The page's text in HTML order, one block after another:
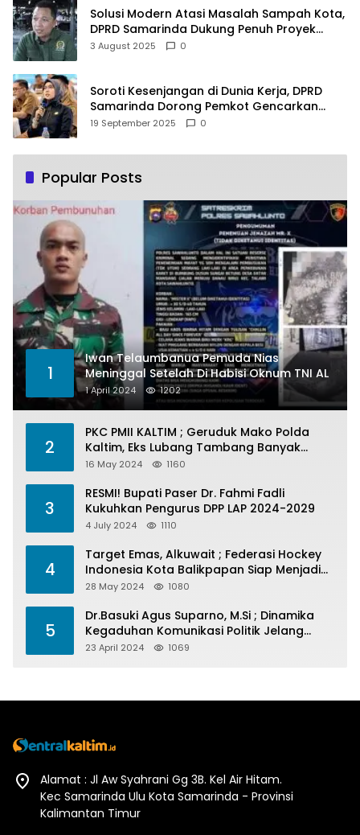
Solusi Modern Atasi Masalah Sampah Kota,
DPRD Samarinda Dukung Penuh Proyek
PLTSA
3 August 2025 0
Soroti Kesenjangan di Dunia Kerja, DPRD
Samarinda Dorong Pemkot Gencarkan
Pemberdayaan Perempuan
19 September 2025 0
Popular Posts
1
Iwan Telaumbanua Pemuda Nias
Meninggal Setelah Di Habisi Oknum TNI AL
1 April 2024 1202
2
PKC PMII KALTIM ; Geruduk Mako Polda
Kaltim, Eks Lubang Tambang Banyak
Menelan Korban
16 May 2024 1160
3
RESMI! Bupati Paser Dr. Fahmi Fadli
Kukuhkan Pengurus DPP LAP 2024-2029
4 July 2024 1110
4
Target Emas, Alkuwait ; Federasi Hockey
Indonesia Kota Balikpapan Siap Menjadi
Barometer Prestasi Di Kaltim
28 May 2024 1080
5
Dr.Basuki Agus Suparno, M.Si ; Dinamika
Kegaduhan Komunikasi Politik Jelang
Pesta Politik 2024
23 April 2024 1069
Alamat : Jl Aw Syahrani Gg 3B. Kel Air Hitam.
Kec Samarinda Ulu Kota Samarinda - Provinsi
Kalimantan Timur